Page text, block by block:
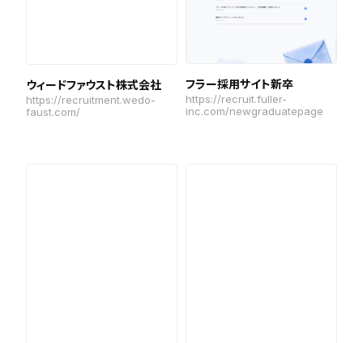
ウィードファウスト株式会社
https://recruitment.wedo-
faust.com/
フラー採用サイト新卒
https://recruit.fuller-
inc.com/newgraduatepage